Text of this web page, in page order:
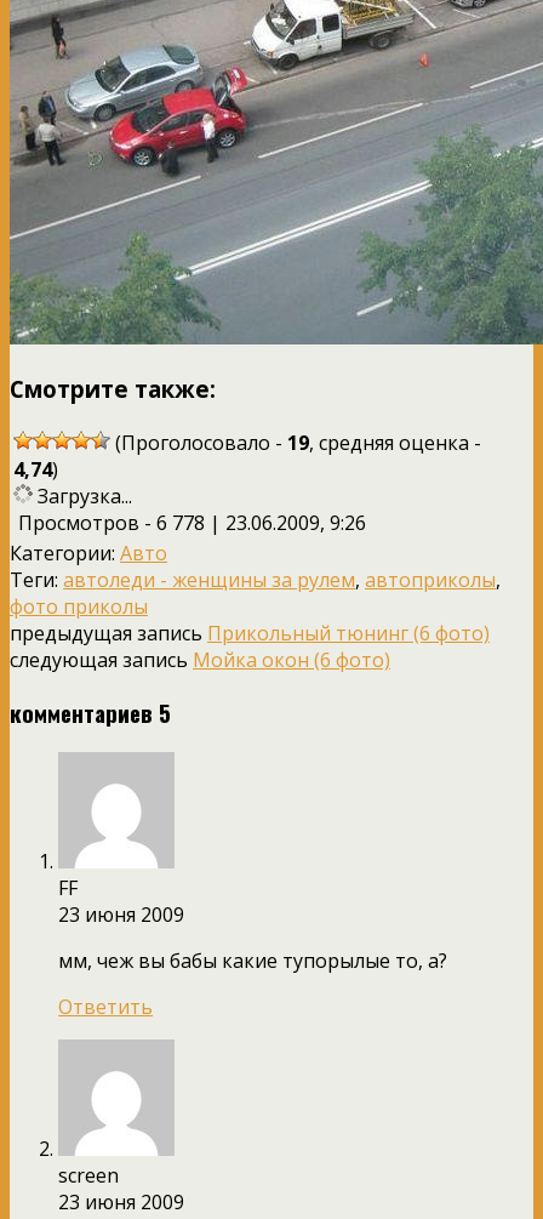
Смотрите также:
(Проголосовало - 19, средняя оценка -
4,74)
Загрузка...
Просмотров - 6 778 | 23.06.2009, 9:26
Категории: Авто
Теги: автоледи - женщины за рулем, автоприколы,
фото приколы
предыдущая запись Прикольный тюнинг (6 фото)
следующая запись Мойка окон (6 фото)
комментариев 5
FF
23 июня 2009
мм, чеж вы бабы какие тупорылые то, а?
Ответить
screen
23 июня 2009